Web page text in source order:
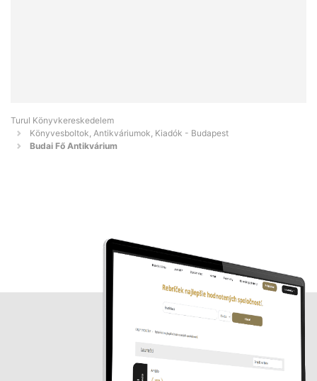
Turul Könyvkereskedelem
Könyvesboltok, Antikváriumok, Kiadók - Budapest
Budai Fő Antikvárium